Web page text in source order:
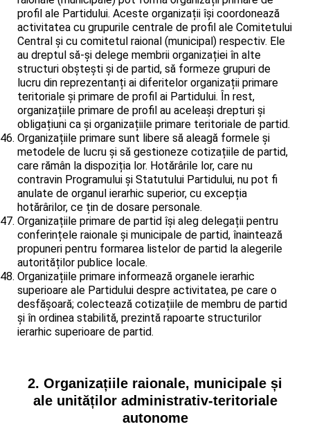
profil ale Partidului. Aceste organizații își coordonează
activitatea cu grupurile centrale de profil ale Comitetului
Central și cu comitetul raional (municipal) respectiv. Ele
au dreptul să-și delege membrii organizației în alte
structuri obștești și de partid, să formeze grupuri de
lucru din reprezentanți ai diferitelor organizații primare
teritoriale și primare de profil ai Partidului. În rest,
organizațiile primare de profil au aceleași drepturi și
obligațiuni ca și organizațiile primare teritoriale de partid.
Organizațiile primare sunt libere să aleagă formele și
metodele de lucru și să gestioneze cotizațiile de partid,
care rămân la dispoziția lor. Hotărârile lor, care nu
contravin Programului și Statutului Partidului, nu pot fi
anulate de organul ierarhic superior, cu excepția
hotărârilor, ce țin de dosare personale.
Organizațiile primare de partid își aleg delegații pentru
conferințele raionale și municipale de partid, înaintează
propuneri pentru formarea listelor de partid la alegerile
autorităților publice locale.
Organizațiile primare informează organele ierarhic
superioare ale Partidului despre activitatea, pe care o
desfășoară; colectează cotizațiile de membru de partid
și în ordinea stabilită, prezintă rapoarte structurilor
ierarhic superioare de partid.
2. Organizațiile raionale, municipale și
ale unităților administrativ-teritoriale
autonome